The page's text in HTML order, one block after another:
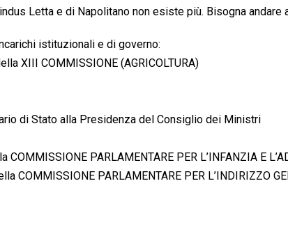
Letta e di Napolitano non esiste più. Bisogna andare
istituzionali e di governo:
XIII COMMISSIONE (AGRICOLTURA)
di Stato alla Presidenza del Consiglio dei Ministri
COMMISSIONE PARLAMENTARE PER L’INFANZIA E
COMMISSIONE PARLAMENTARE PER L’INDIRIZZO